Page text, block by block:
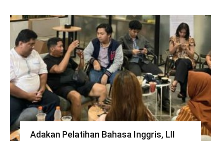
Adakan Pelatihan Bahasa Inggris, LII